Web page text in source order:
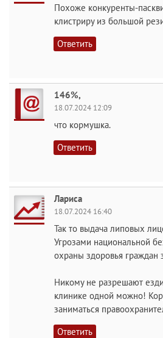
Похоже конкуренты-
клистриру из большой
Ответить
146%,
18.07.2024 12:09
что кормушка.
Ответить
Лариса
18.07.2024 16:40
Так то выдача липовых
Угрозами национальной
охраны здоровья граждан
Никому не разрешают
клинике одной можно!
заниматься
Ответить